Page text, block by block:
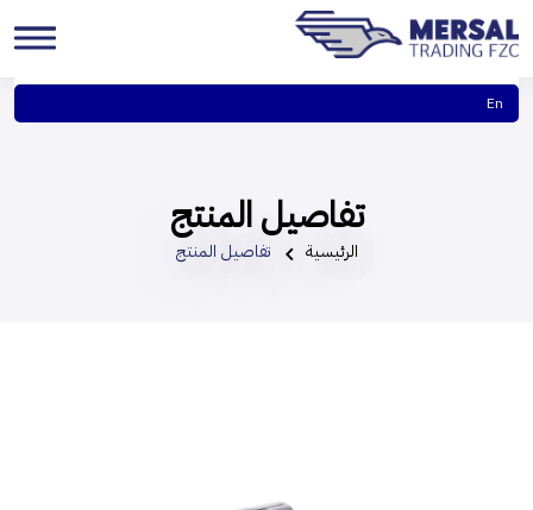
En
تفاصيل المنتج
الرئيسية تفاصيل المنتج